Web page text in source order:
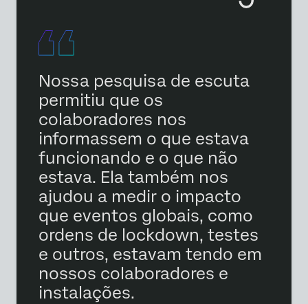
Nossa pesquisa de escuta
permitiu que os
colaboradores nos
informassem o que estava
funcionando e o que não
estava. Ela também nos
ajudou a medir o impacto
que eventos globais, como
ordens de lockdown, testes
e outros, estavam tendo em
nossos colaboradores e
instalações.